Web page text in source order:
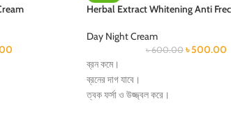
Herbal Extract Whitening Anti
Day Night Cream
৳600.00 ৳500.00
ব্রন কমে।
ব্রনের দাগ যাবে।
ত্বক ফর্সা ও উজ্জ্বল করে।